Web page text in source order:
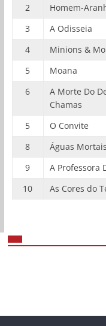
2
Homem-
3
A Odisseia
4
Minions &
5
Moana
6
A Morte Do
Chamas
5 O Convite
8
Águas Mortais
9
A Professora
10
As Cores do